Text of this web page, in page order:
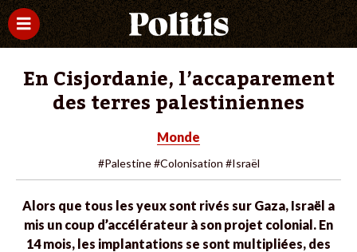
En Cisjordanie, l’accaparement
des terres palestiniennes
Monde
#Palestine #Colonisation #Israël
Alors que tous les yeux sont rivés sur Gaza, Israël a
mis un coup d’accélérateur à son projet colonial. En
14 mois, les implantations se sont multipliées, des